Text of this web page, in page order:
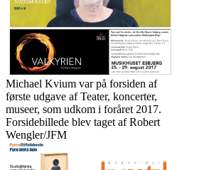
Michael Kvium var på forsiden af
første udgave af Teater, koncerter,
museer, som udkom i foråret 2017.
Forsidebillede blev taget af Robert
Wengler/JFM